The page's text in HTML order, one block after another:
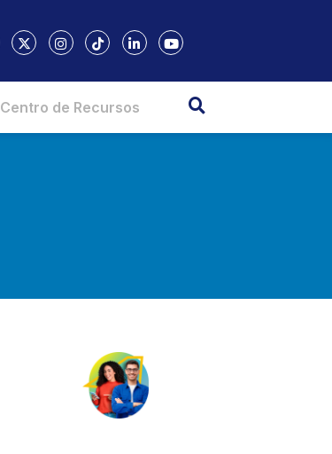
Centro de Recursos